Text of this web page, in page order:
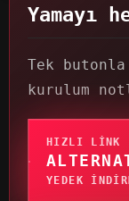
Yamayı
Tek
kurulum
HIZLI LINK
YEDEK